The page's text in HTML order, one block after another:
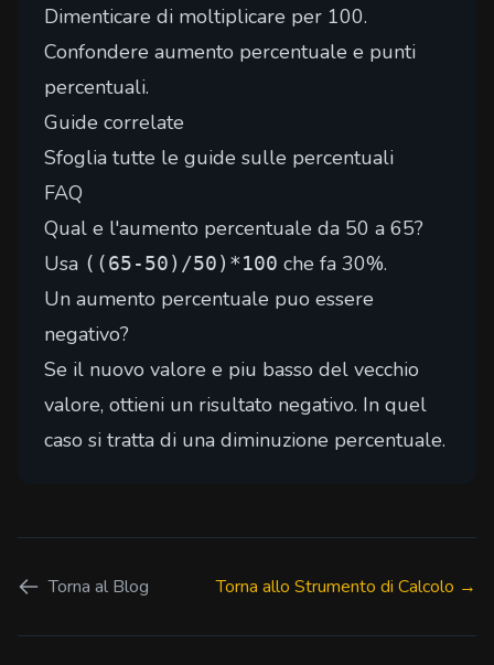
Dimenticare di moltiplicare per 100.
Confondere aumento percentuale e punti
percentuali.
Guide correlate
Sfoglia tutte le guide sulle percentuali
FAQ
Qual e l'aumento percentuale da 50 a 65?
Usa ((65-50)/50)*100 che fa 30%.
Un aumento percentuale puo essere
negativo?
Se il nuovo valore e piu basso del vecchio
valore, ottieni un risultato negativo. In quel
caso si tratta di una diminuzione percentuale.
Torna al Blog Torna allo Strumento di Calcolo →